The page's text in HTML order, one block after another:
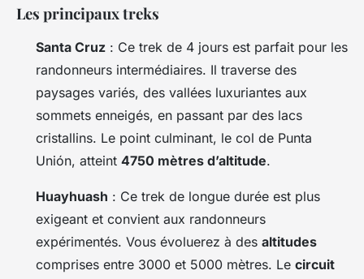
Les principaux treks
Santa Cruz : Ce trek de 4 jours est parfait pour les
randonneurs intermédiaires. Il traverse des
paysages variés, des vallées luxuriantes aux
sommets enneigés, en passant par des lacs
cristallins. Le point culminant, le col de Punta
Unión, atteint 4750 mètres d’altitude.
Huayhuash : Ce trek de longue durée est plus
exigeant et convient aux randonneurs
expérimentés. Vous évoluerez à des altitudes
comprises entre 3000 et 5000 mètres. Le circuit